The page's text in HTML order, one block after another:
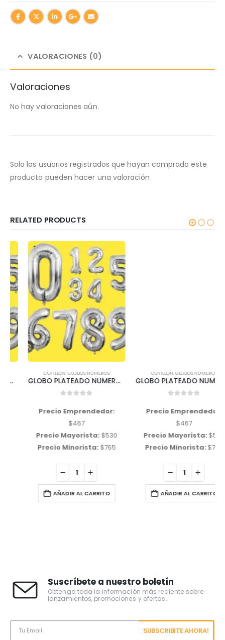
VALORACIONES (0)
Valoraciones
No hay valoraciones aún.
Solo los usuarios registrados que hayan comprado este
producto pueden hacer una valoración.
RELATED PRODUCTS
COTILLON,GLOBOS NÚMEROS
GLOBO PLATEADO NUMERO «6» 32 Pulgadas 85 cms aprox
Precio Emprendedor:
Precio Mayorista:$530
Precio Minorista:$765
AÑADIR AL CARRITO
COTILLON,GLOBOS NÚMEROS
GLOBO PLATEADO NUMERO «8» 32 Pulgadas 85 cms aprox
Precio Emprendedor:
Precio Mayorista:$530
Precio Minorista:$765
AÑADIR AL CARRITO
Suscríbete a nuestro boletín
Obtenga toda la información más reciente sobre
lanzamientos, promociones y ofertas.